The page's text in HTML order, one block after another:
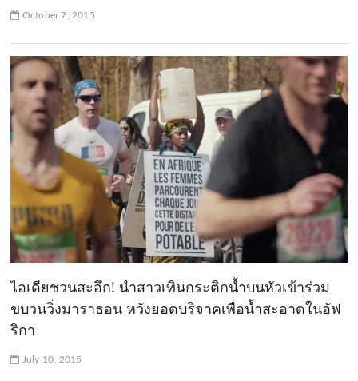
October 7, 2015
ไอเดียชวนสะอึก! นำสาวเทินกระติกน้ำบนหัวเข้าร่วม
ขบวนวิ่งมาราธอน หวังยอดบริจาคเพื่อน้ำสะอาดในอัฟ
ริกา
July 10, 2015